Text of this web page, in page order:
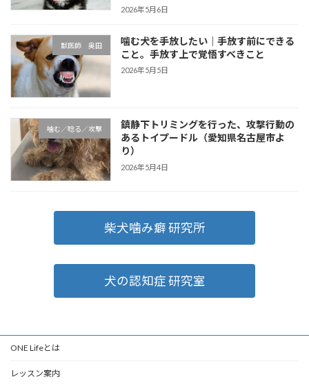
2026年5月6日
獣医師 奥田
噛む犬を手放したい｜手放す前にできる
こと。手放す上で覚悟すべきこと
2026年5月5日
噛む／唸る／攻撃
鎮静下トリミングを行った、攻撃行動の
あるトイプードル（愛知県名古屋市よ
り）
2026年5月4日
柴犬噛み癖 研究所
犬の認知症 研究室
ONE Lifeとは
レッスン案内